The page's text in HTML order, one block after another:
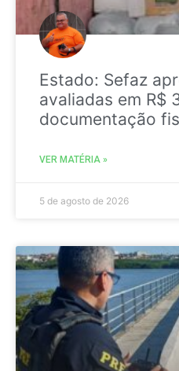
Estado: Sefaz
avaliadas em R$
documentação
VER MATÉRIA »
5 de agosto de 2026